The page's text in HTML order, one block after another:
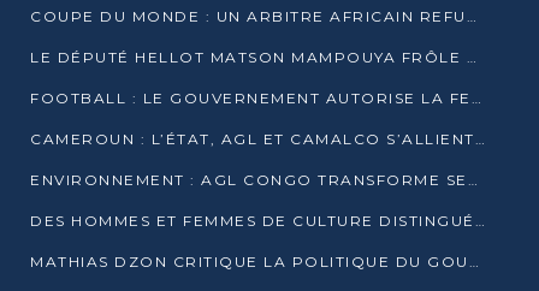
COUPE DU MONDE : UN ARBITRE AFRICAIN REFUSÉ À L’ENTRÉE DES ÉTATS-UNIS
LE DÉPUTÉ HELLOT MATSON MAMPOUYA FRÔLE LA MORT LORS D’UNE EMBUSCADE DZNS LE POOL
FOOTBALL : LE GOUVERNEMENT AUTORISE LA FECOFOOT À OCCUPER LES COMPLEXES SPORTIFS
CAMEROUN : L’ÉTAT, AGL ET CAMALCO S’ALLIENT POUR UN MÉGA-PROJET FERROVIAIRE
ENVIRONNEMENT : AGL CONGO TRANSFORME SES DÉCHETS EN OUTILS DE FORMATION
DES HOMMES ET FEMMES DE CULTURE DISTINGUÉS POUR LEUR ENGAGEMENT PAR BANTOU CULTURE
MATHIAS DZON CRITIQUE LA POLITIQUE DU GOUVERNEMENT ET ALERTE SUR LA DETTE DU CONGO